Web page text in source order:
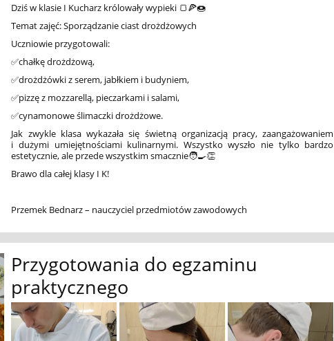
Dziś w klasie I Kucharz królowały wypieki 🍞🍕🍩
Temat zajęć: Sporządzanie ciast drożdżowych
Uczniowie przygotowali:
✅chałkę drożdżową,
✅drożdżówki z serem, jabłkiem i budyniem,
✅pizzę z mozzarellą, pieczarkami i salami,
✅cynamonowe ślimaczki drożdżowe.
Jak zwykle klasa wykazała się świetną organizacją pracy, zaangażowaniem
i dużymi umiejętnościami kulinarnymi. Wszystko wyszło nie tylko bardzo
estetycznie, ale przede wszystkim smacznie🧑‍🍳👏
Brawo dla całej klasy I K!
Przemek Bednarz – nauczyciel przedmiotów zawodowych
Przygotowania do egzaminu
praktycznego